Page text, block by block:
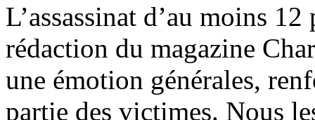
L’assassinat d’au moins
rédaction du magazine
une émotion générales,
partie des victimes. Nous